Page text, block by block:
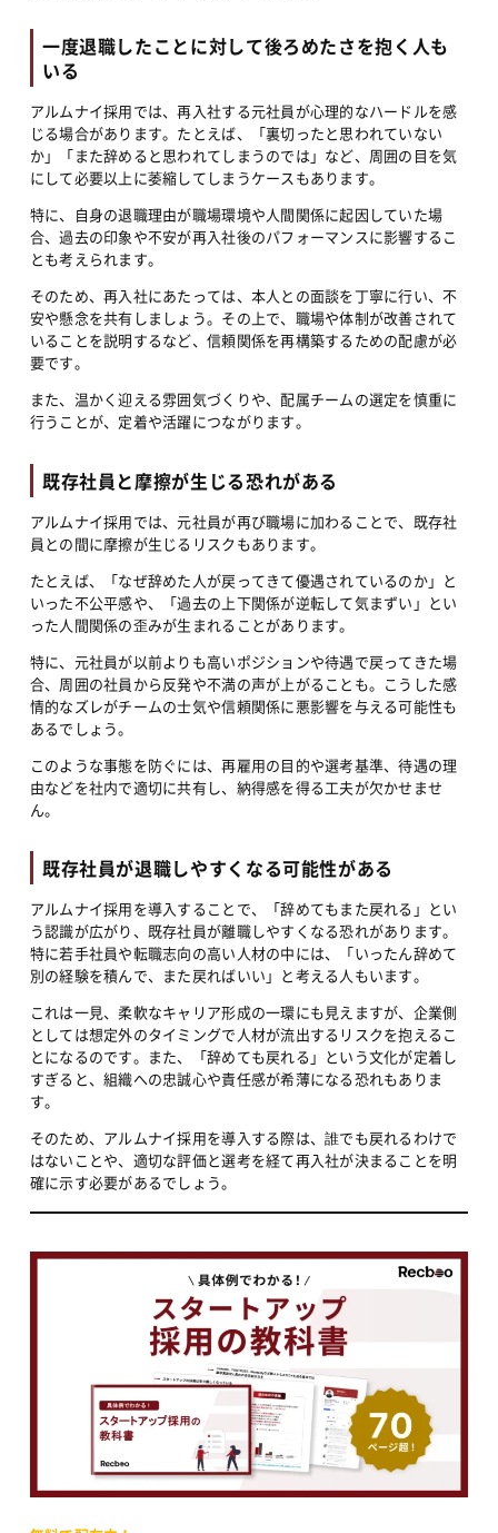
一度退職したことに対して後ろめたさを抱く人も
いる
アルムナイ採用では、再入社する元社員が心理的なハードルを感
じる場合があります。たとえば、「裏切ったと思われていない
か」「また辞めると思われてしまうのでは」など、周囲の目を気
にして必要以上に萎縮してしまうケースもあります。
特に、自身の退職理由が職場環境や人間関係に起因していた場
合、過去の印象や不安が再入社後のパフォーマンスに影響するこ
とも考えられます。
そのため、再入社にあたっては、本人との面談を丁寧に行い、不
安や懸念を共有しましょう。その上で、職場や体制が改善されて
いることを説明するなど、信頼関係を再構築するための配慮が必
要です。
また、温かく迎える雰囲気づくりや、配属チームの選定を慎重に
行うことが、定着や活躍につながります。
既存社員と摩擦が生じる恐れがある
アルムナイ採用では、元社員が再び職場に加わることで、既存社
員との間に摩擦が生じるリスクもあります。
たとえば、「なぜ辞めた人が戻ってきて優遇されているのか」と
いった不公平感や、「過去の上下関係が逆転して気まずい」とい
った人間関係の歪みが生まれることがあります。
特に、元社員が以前よりも高いポジションや待遇で戻ってきた場
合、周囲の社員から反発や不満の声が上がることも。こうした感
情的なズレがチームの士気や信頼関係に悪影響を与える可能性も
あるでしょう。
このような事態を防ぐには、再雇用の目的や選考基準、待遇の理
由などを社内で適切に共有し、納得感を得る工夫が欠かせませ
ん。
既存社員が退職しやすくなる可能性がある
アルムナイ採用を導入することで、「辞めてもまた戻れる」とい
う認識が広がり、既存社員が離職しやすくなる恐れがあります。
特に若手社員や転職志向の高い人材の中には、「いったん辞めて
別の経験を積んで、また戻ればいい」と考える人もいます。
これは一見、柔軟なキャリア形成の一環にも見えますが、企業側
としては想定外のタイミングで人材が流出するリスクを抱えるこ
とになるのです。また、「辞めても戻れる」という文化が定着し
すぎると、組織への忠誠心や責任感が希薄になる恐れもありま
す。
そのため、アルムナイ採用を導入する際は、誰でも戻れるわけで
はないことや、適切な評価と選考を経て再入社が決まることを明
確に示す必要があるでしょう。